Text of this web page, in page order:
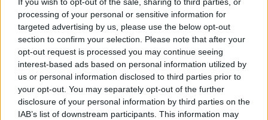
If you wish to opt-out of the sale, sharing to third parties, or
processing of your personal or sensitive information for
targeted advertising by us, please use the below opt-out
section to confirm your selection. Please note that after your
opt-out request is processed you may continue seeing
interest-based ads based on personal information utilized by
us or personal information disclosed to third parties prior to
your opt-out. You may separately opt-out of the further
disclosure of your personal information by third parties on the
IAB’s list of downstream participants. This information may
Az OrgonaPont olyan fantasztikus orgonaművészeket
soroltat fel, mint Kovács Róbert, Somogyi-Tóth Dániel,
Szamosi Szabolcs, Kovács Szilárd és Mészáros Zsolt Máté.
A koncerteken színes hangszerpárosításokat hallhat a
közönség: a Szent Efrém Férfikartól a Kodály
Filharmonikusok Debrecen kamarazenekarán át Horgas
Eszter fuvolaművészig jelennek meg fantasztikus előadók